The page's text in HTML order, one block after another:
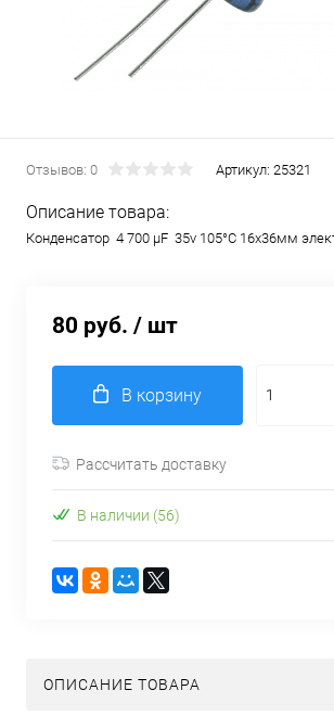
Отзывов: 0 Артикул: 25321
Описание товара:
Конденсатор 4 700 µF 35v 105°C 16х36мм
80 руб. / шт
В корзину
Рассчитать доставку
В наличии (56)
ОПИСАНИЕ ТОВАРА